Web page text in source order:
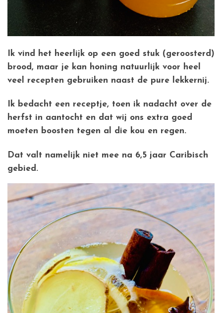
Ik vind het heerlijk op een goed stuk (geroosterd)
brood, maar je kan honing natuurlijk voor heel
veel recepten gebruiken naast de pure lekkernij.
Ik bedacht een receptje, toen ik nadacht over de
herfst in aantocht en dat wij ons extra goed
moeten boosten tegen al die kou en regen.
Dat valt namelijk niet mee na 6,5 jaar Caribisch
gebied.